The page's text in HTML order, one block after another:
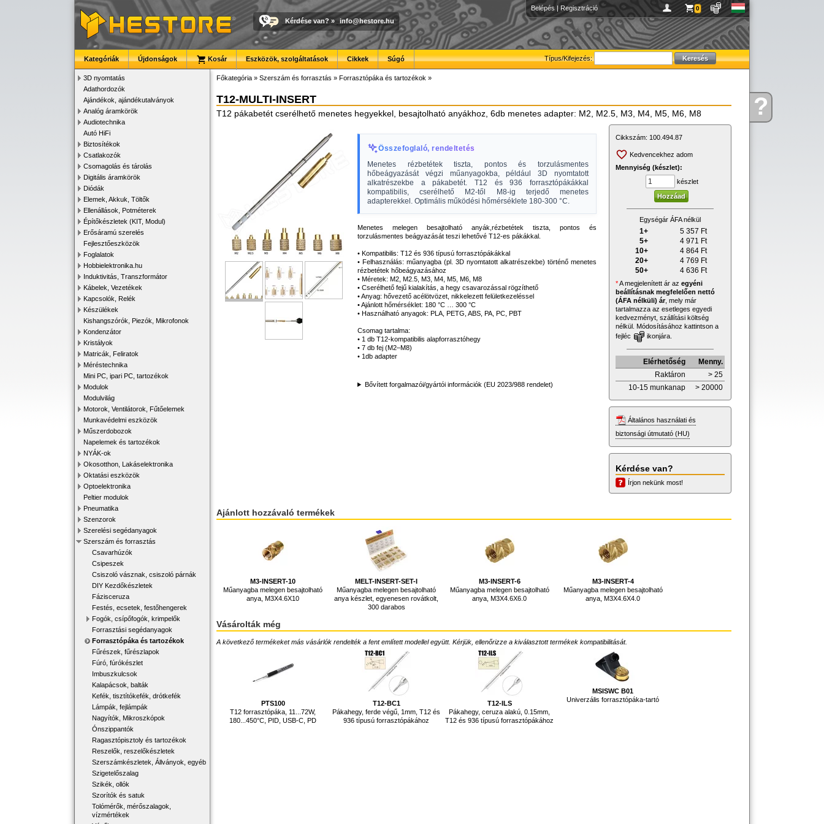
Kérdése?
Belépés | Regisztráció 0
Kérdése van? » info@hestore.hu
Típus/Kifejezés:
Kategóriák Újdonságok Kosár Eszközök, szolgáltatások Cikkek Súgó
3D nyomtatás
Adathordozók
Ajándékok, ajándékutalványok
Analóg áramkörök
Audiotechnika
Autó HiFi
Biztosítékok
Csatlakozók
Csomagolás és tárolás
Digitális áramkörök
Diódák
Elemek, Akkuk, Töltők
Ellenállások, Potméterek
Építőkészletek (KIT, Modul)
Erősáramú szerelés
Fejlesztőeszközök
Foglalatok
Hobbielektronika.hu
Induktivitás, Transzformátor
Kábelek, Vezetékek
Kapcsolók, Relék
Készülékek
Kishangszórók, Piezók, Mikrofonok
Kondenzátor
Kristályok
Matricák, Feliratok
Méréstechnika
Mini PC, ipari PC, tartozékok
Modulok
Modulvilág
Motorok, Ventilátorok, Fűtőelemek
Munkavédelmi eszközök
Műszerdobozok
Napelemek és tartozékok
NYÁK-ok
Okosotthon, Lakáselektronika
Oktatási eszközök
Optoelektronika
Peltier modulok
Pneumatika
Szenzorok
Szerelési segédanyagok
Szerszám és forrasztás
Csavarhúzók
Csipeszek
Csiszoló vásznak, csiszoló párnák
DIY Kezdőkészletek
Fázisceruza
Festés, ecsetek, festőhengerek
Fogók, csípőfogók, krimpelők
Forrasztási segédanyagok
Forrasztópáka és tartozékok
Fűrészek, fűrészlapok
Fúró, fúrókészlet
Imbuszkulcsok
Kalapácsok, balták
Kefék, tisztítókefék, drótkefék
Lámpák, fejlámpák
Nagyítók, Mikroszkópok
Ónszippantók
Ragasztópisztoly és tartozékok
Reszelők, reszelőkészletek
Szerszámkészletek, Állványok, egyéb
Szigetelőszalag
Szikék, ollók
Szorítók és satuk
Tolómérők, mérőszalagok,
vízmértékek
Főkategória » Szerszám és forrasztás » Forrasztópáka és tartozékok »
T12-MULTI-INSERT
T12 pákabetét cserélhető menetes hegyekkel, besajtolható anyákhoz, 6db menetes adapter: M2, M2.5, M3, M4, M5, M6, M8
Összefoglaló, rendeltetés
Menetes rézbetétek tiszta, pontos és torzulásmentes
hőbeágyazását végzi műanyagokba, például 3D nyomtatott
alkatrészekbe a pákabetét. T12 és 936 forrasztópákákkal
kompatibilis, cserélhető M2-től M8-ig terjedő menetes
adapterekkel. Optimális működési hőmérséklete 180-300 °C.
Menetes melegen besajtolható anyák,rézbetétek tiszta, pontos és
torzulásmentes beágyazását teszi lehetővé T12-es pákákkal.
• Kompatibilis: T12 és 936 típusú forrasztópákákkal
• Felhasználás: műanyagba (pl. 3D nyomtatott alkatrészekbe) történő menetes
rézbetétek hőbeágyazásához
• Méretek: M2, M2.5, M3, M4, M5, M6, M8
• Cserélhető fejű kialakítás, a hegy csavarozással rögzíthető
• Anyag: hővezető acélötvözet, nikkelezett felületkezeléssel
• Ajánlott hőmérséklet: 180 °C … 300 °C
• Használható anyagok: PLA, PETG, ABS, PA, PC, PBT
Csomag tartalma:
• 1 db T12-kompatibilis alapforrasztóhegy
• 7 db fej (M2–M8)
• 1db adapter
Bővített forgalmazói/gyártói információk (EU 2023/988 rendelet)
Cikkszám: 100.494.87
Kedvencekhez adom
Mennyiség (készlet):
készlet
Egységár ÁFA nélkül
1+ 5 357 Ft
5+
4 971 Ft
10+
4 864 Ft
20+
4 769 Ft
50+
4 636 Ft
*A megjelenített ár az egyéni
beállításnak megfelelően nettó
(ÁFA nélküli) ár, mely már
tartalmazza az esetleges egyedi
kedvezményt, szállítási költség
nélkül. Módosításához kattintson a
fejléc
ikonjára.
Elérhetőség
Menny.
Raktáron
> 25
10-15 munkanap
> 20000
Általános használati és
biztonsági útmutató (HU)
Kérdése van?
Írjon nekünk most!
Ajánlott hozzávaló termékek
M3-INSERT-10
Műanyagba melegen besajtolható
anya, M3X4.6X10
MELT-INSERT-SET-I
Műanyagba melegen besajtolható
anya készlet, egyenesen rovátkolt,
300 darabos
M3-INSERT-6
Műanyagba melegen besajtolható
anya, M3X4.6X6.0
M3-INSERT-4
Műanyagba melegen besajtolható
anya, M3X4.6X4.0
Vásárolták még
A következő termékeket más vásárlók rendelték a fent említett modellel együtt. Kérjük, ellenőrizze a kiválasztott termékek kompatibilitását.
PTS100
T12 forrasztópáka, 11...72W,
180...450°C, PID, USB-C, PD
T12-BC1
Pákahegy, ferde végű, 1mm, T12 és
936 típusú forrasztópákához
T12-ILS
Pákahegy, ceruza alakú, 0.15mm,
T12 és 936 típusú forrasztópákához
MSISWC B01
Univerzális forrasztópáka-tartó